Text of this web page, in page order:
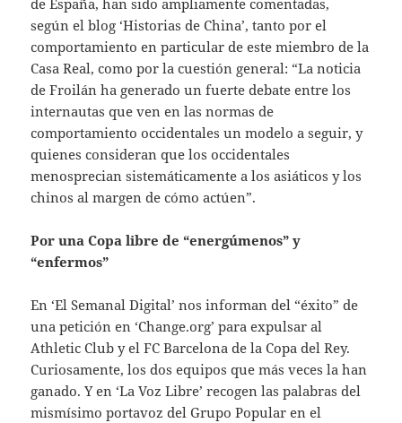
según el blog ‘Historias de China’, tanto por el
comportamiento en particular de este miembro de la
Casa Real, como por la cuestión general: “La noticia
de Froilán ha generado un fuerte debate entre los
internautas que ven en las normas de
comportamiento occidentales un modelo a seguir, y
quienes consideran que los occidentales
menosprecian sistemáticamente a los asiáticos y los
chinos al margen de cómo actúen”.
Por una Copa libre de “energúmenos” y
“enfermos”
En ‘El Semanal Digital’ nos informan del “éxito” de
una petición en ‘Change.org’ para expulsar al
Athletic Club y el FC Barcelona de la Copa del Rey.
Curiosamente, los dos equipos que más veces la han
ganado. Y en ‘La Voz Libre’ recogen las palabras del
mismísimo portavoz del Grupo Popular en el